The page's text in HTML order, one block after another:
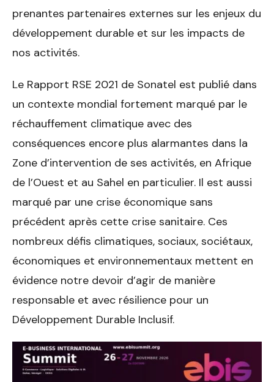
prenantes partenaires externes sur les enjeux du
développement durable et sur les impacts de
nos activités.
Le Rapport RSE 2021 de Sonatel est publié dans
un contexte mondial fortement marqué par le
réchauffement climatique avec des
conséquences encore plus alarmantes dans la
Zone d’intervention de ses activités, en Afrique
de l’Ouest et au Sahel en particulier. Il est aussi
marqué par une crise économique sans
précédent après cette crise sanitaire. Ces
nombreux défis climatiques, sociaux, sociétaux,
économiques et environnementaux mettent en
évidence notre devoir d’agir de manière
responsable et avec résilience pour un
Développement Durable Inclusif.